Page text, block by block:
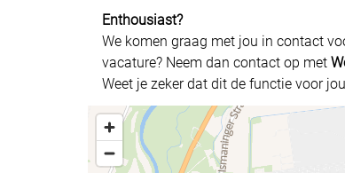
Enthousiast?
We komen graag met jou in contact
vacature? Neem dan contact op met
Weet je zeker dat dit de functie voor